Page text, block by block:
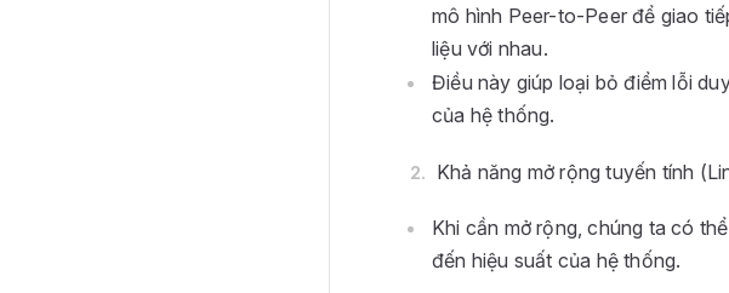
mô hình Peer-to-Peer để giao
liệu với nhau.
Điều này giúp loại bỏ điểm lỗi
của hệ thống.
Khả năng mở rộng tuyến tính
Khi cần mở rộng, chúng ta có
đến hiệu suất của hệ thống.